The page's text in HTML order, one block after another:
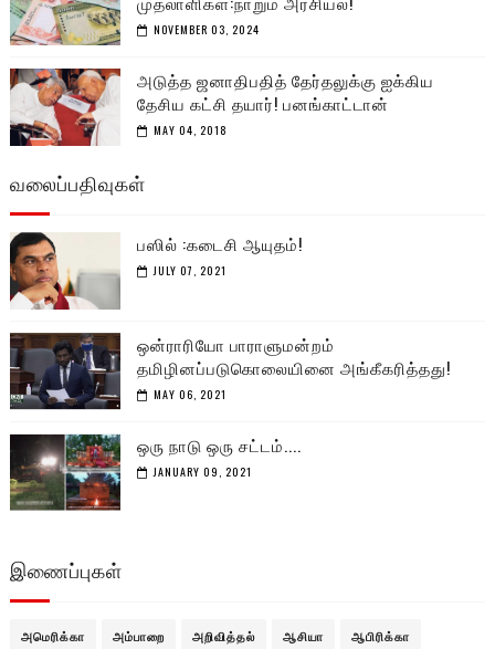
NOVEMBER 03, 2024
அடுத்த ஜனாதிபதித் தேர்தலுக்கு ஐக்கிய
தேசிய கட்சி தயார்! பனங்காட்டான்
MAY 04, 2018
வலைப்பதிவுகள்
பஸில் :கடைசி ஆயுதம்!
JULY 07, 2021
ஒன்ராரியோ பாராளுமன்றம்
தமிழினப்படுகொலையினை அங்கீகரித்தது!
MAY 06, 2021
ஒரு நாடு ஒரு சட்டம்....
JANUARY 09, 2021
இணைப்புகள்
அமெரிக்கா அம்பாறை அறிவித்தல் ஆசியா ஆபிரிக்கா